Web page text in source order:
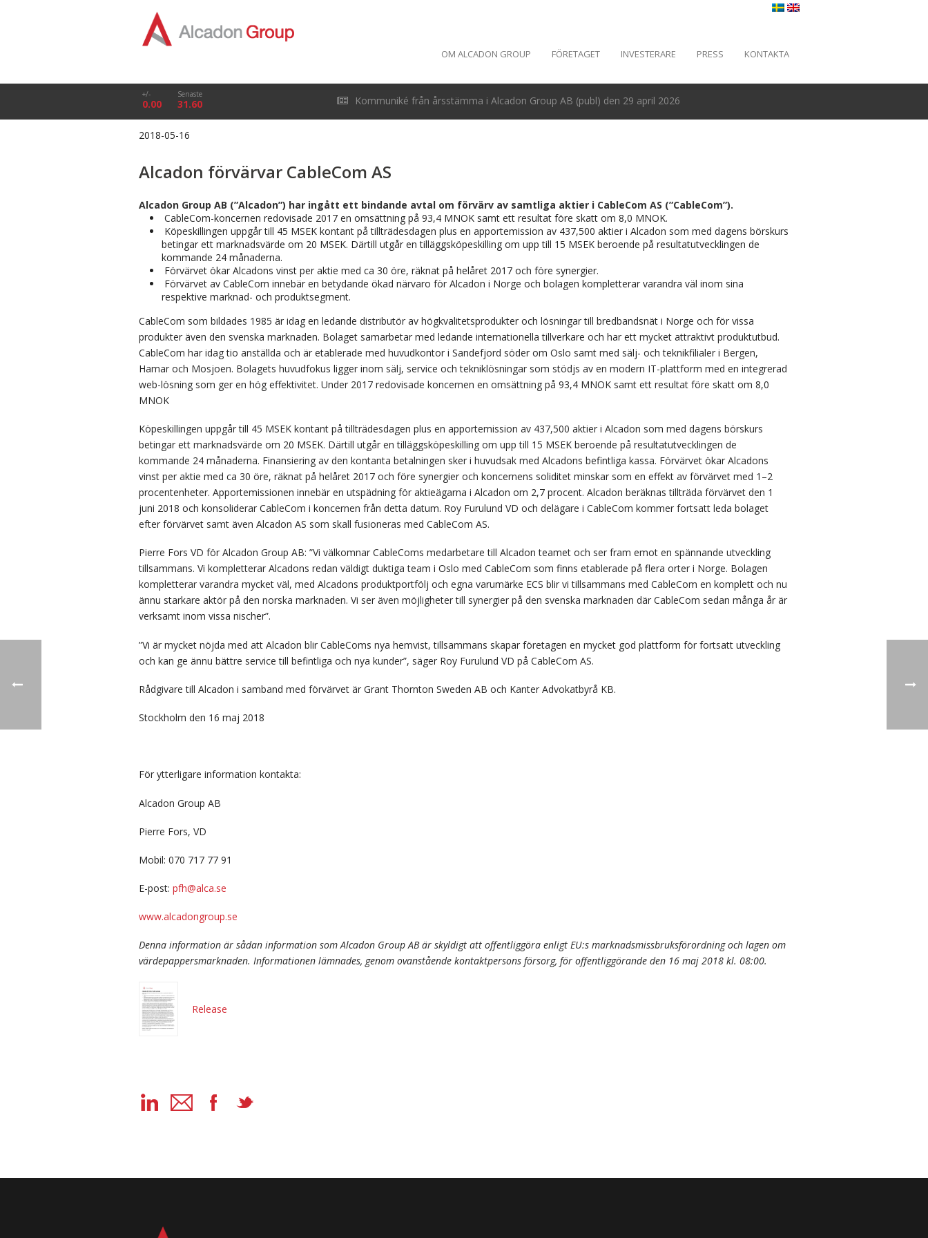
OM ALCADON GROUP FÖRETAGET INVESTERARE PRESS KONTAKTA
+/-
0.00
Senaste
31.60 Kommuniké från årsstämma i Alcadon Group AB (publ) den 29 april 2026
2018-05-16
Alcadon förvärvar CableCom AS
Alcadon Group AB (”Alcadon”) har ingått ett bindande avtal om förvärv av samtliga aktier i CableCom AS (”CableCom”).
CableCom-koncernen redovisade 2017 en omsättning på 93,4 MNOK samt ett resultat före skatt om 8,0 MNOK.
Köpeskillingen uppgår till 45 MSEK kontant på tillträdesdagen plus en apportemission av 437,500 aktier i Alcadon som med dagens börskurs
betingar ett marknadsvärde om 20 MSEK. Därtill utgår en tilläggsköpeskilling om upp till 15 MSEK beroende på resultatutvecklingen de
kommande 24 månaderna.
Förvärvet ökar Alcadons vinst per aktie med ca 30 öre, räknat på helåret 2017 och före synergier.
Förvärvet av CableCom innebär en betydande ökad närvaro för Alcadon i Norge och bolagen kompletterar varandra väl inom sina
respektive marknad- och produktsegment.
CableCom som bildades 1985 är idag en ledande distributör av högkvalitetsprodukter och lösningar till bredbandsnät i Norge och för vissa
produkter även den svenska marknaden. Bolaget samarbetar med ledande internationella tillverkare och har ett mycket attraktivt produktutbud.
CableCom har idag tio anställda och är etablerade med huvudkontor i Sandefjord söder om Oslo samt med sälj- och teknikfilialer i Bergen,
Hamar och Mosjoen. Bolagets huvudfokus ligger inom sälj, service och tekniklösningar som stödjs av en modern IT-plattform med en integrerad
web-lösning som ger en hög effektivitet. Under 2017 redovisade koncernen en omsättning på 93,4 MNOK samt ett resultat före skatt om 8,0
MNOK
Köpeskillingen uppgår till 45 MSEK kontant på tillträdesdagen plus en apportemission av 437,500 aktier i Alcadon som med dagens börskurs
betingar ett marknadsvärde om 20 MSEK. Därtill utgår en tilläggsköpeskilling om upp till 15 MSEK beroende på resultatutvecklingen de
kommande 24 månaderna. Finansiering av den kontanta betalningen sker i huvudsak med Alcadons befintliga kassa. Förvärvet ökar Alcadons
vinst per aktie med ca 30 öre, räknat på helåret 2017 och före synergier och koncernens soliditet minskar som en effekt av förvärvet med 1–2
procentenheter. Apportemissionen innebär en utspädning för aktieägarna i Alcadon om 2,7 procent. Alcadon beräknas tillträda förvärvet den 1
juni 2018 och konsoliderar CableCom i koncernen från detta datum. Roy Furulund VD och delägare i CableCom kommer fortsatt leda bolaget
efter förvärvet samt även Alcadon AS som skall fusioneras med CableCom AS.
Pierre Fors VD för Alcadon Group AB: ”Vi välkomnar CableComs medarbetare till Alcadon teamet och ser fram emot en spännande utveckling
tillsammans. Vi kompletterar Alcadons redan väldigt duktiga team i Oslo med CableCom som finns etablerade på flera orter i Norge. Bolagen
kompletterar varandra mycket väl, med Alcadons produktportfölj och egna varumärke ECS blir vi tillsammans med CableCom en komplett och nu
ännu starkare aktör på den norska marknaden. Vi ser även möjligheter till synergier på den svenska marknaden där CableCom sedan många år är
verksamt inom vissa nischer”.
”Vi är mycket nöjda med att Alcadon blir CableComs nya hemvist, tillsammans skapar företagen en mycket god plattform för fortsatt utveckling
och kan ge ännu bättre service till befintliga och nya kunder”, säger Roy Furulund VD på CableCom AS.
Rådgivare till Alcadon i samband med förvärvet är Grant Thornton Sweden AB och Kanter Advokatbyrå KB.
Stockholm den 16 maj 2018
För ytterligare information kontakta:
Alcadon Group AB
Pierre Fors, VD
Mobil: 070 717 77 91
E-post: pfh@alca.se
www.alcadongroup.se
Denna information är sådan information som Alcadon Group AB är skyldigt att offentliggöra enligt EU:s marknadsmissbruksförordning och lagen om
värdepappersmarknaden. Informationen lämnades, genom ovanstående kontaktpersons försorg, för offentliggörande den 16 maj 2018 kl. 08:00.
Release